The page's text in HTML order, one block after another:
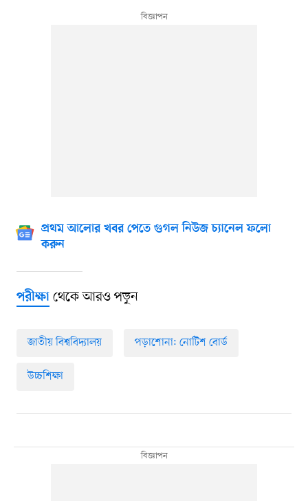
প্রথম আলোর খবর পেতে গুগল নিউজ চ্যানেল ফলো
করুন
পরীক্ষাথেকে আরও পড়ুন
জাতীয় বিশ্ববিদ্যালয় পড়াশোনা: নোটিশ বোর্ড
উচ্চশিক্ষা